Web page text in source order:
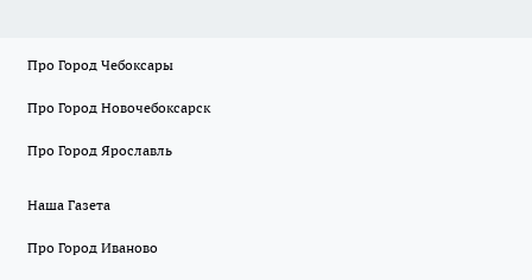
Про Город Чебоксары
Про Город Новочебоксарск
Про Город Ярославль
Наша Газета
Про Город Иваново